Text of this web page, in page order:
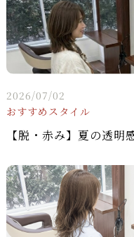
2026/07/02
おすすめスタイル